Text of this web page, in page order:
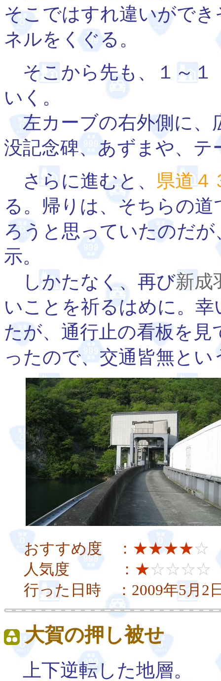
そこではすれ違いがで
ネルをくぐる。
そこから先も、１～１
いく。
左カーブの右外側に、
没記念碑、あずまや、
さらに進むと、 県道４
る。帰りは、そちらの道
ろうと思っていたのだ
示。
しかたなく、再び新成
いことを祈るはめに。
たが、通行止の看板を
ったので、交通皆無と
おすすめ度 ： ★★★★☆
人気度 ： ★☆☆☆☆
行った日時 ：2009年5月2
大賀の押し被せ
上下逆転した地層。